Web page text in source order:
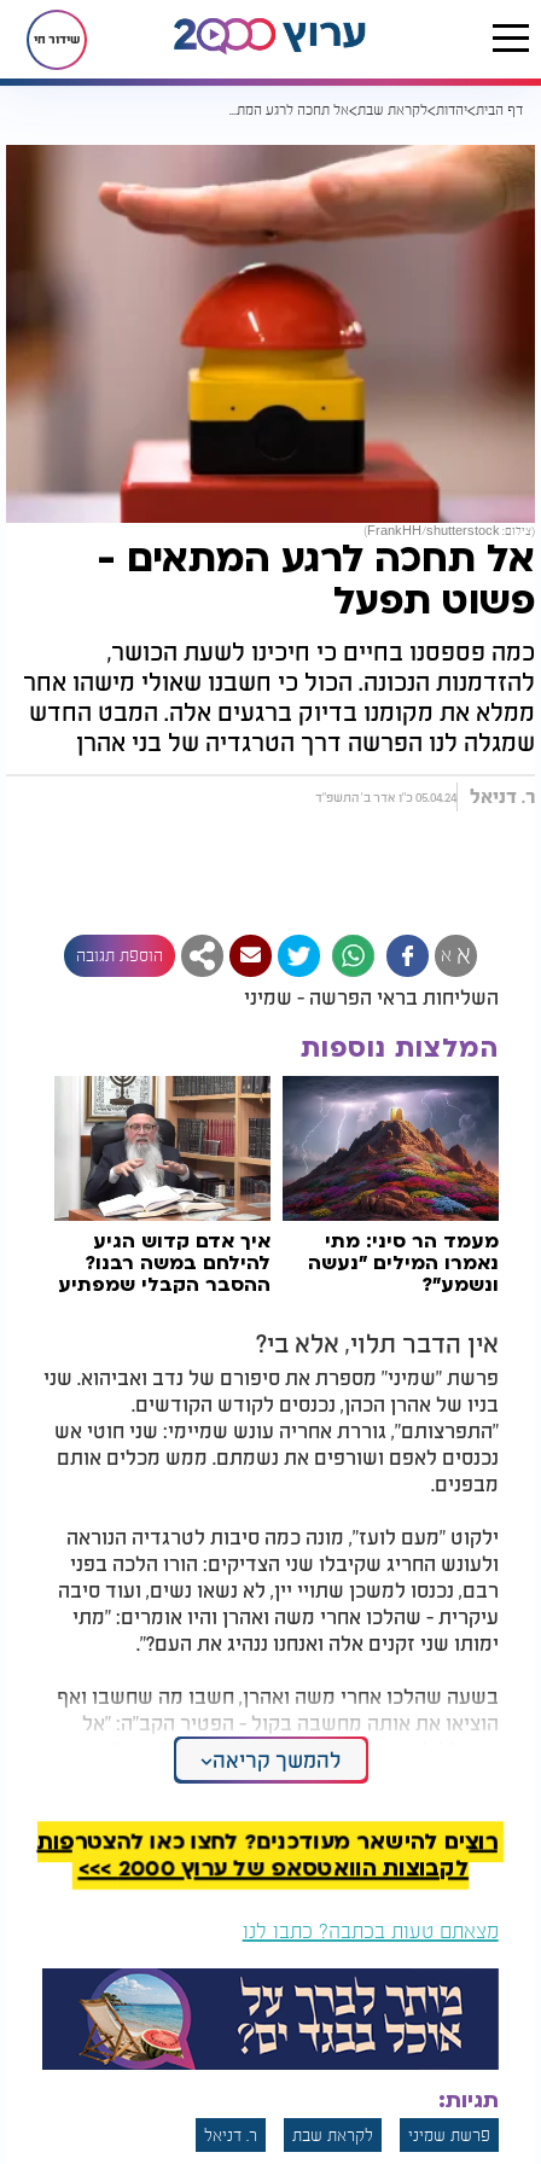
שידור חי
דף הבית יהדות לקראת שבת אל תחכה לרגע המתאים - פשוט תפעל
(צילום: FrankHH/shutterstock)
אל תחכה לרגע המתאים -
פשוט תפעל
כמה פספסנו בחיים כי חיכינו לשעת הכושר,
להזדמנות הנכונה. הכול כי חשבנו שאולי מישהו אחר
ממלא את מקומנו בדיוק ברגעים אלה. המבט החדש
שמגלה לנו הפרשה דרך הטרגדיה של בני אהרן
ר. דניאל 05.04.24 כ"ו אדר ב' התשפ"ד
א א הוספת תגובה
השליחות בראי הפרשה - שמיני
המלצות נוספות
מעמד הר סיני: מתי
נאמרו המילים "נעשה
ונשמע"?
איך אדם קדוש הגיע
להילחם במשה רבנו?
ההסבר הקבלי שמפתיע
אין הדבר תלוי, אלא בי?
פרשת "שמיני" מספרת את סיפורם של נדב ואביהוא. שני
בניו של אהרן הכהן, נכנסים לקודש הקודשים.
"התפרצותם", גוררת אחריה עונש שמיימי: שני חוטי אש
נכנסים לאפם ושורפים את נשמתם. ממש מכלים אותם
מבפנים.
ילקוט "מעם לועז", מונה כמה סיבות לטרגדיה הנוראה
ולעונש החריג שקיבלו שני הצדיקים: הורו הלכה בפני
רבם, נכנסו למשכן שתויי יין, לא נשאו נשים, ועוד סיבה
עיקרית - שהלכו אחרי משה ואהרן והיו אומרים: "מתי
ימותו שני זקנים אלה ואנחנו ננהיג את העם?".
בשעה שהלכו אחרי משה ואהרן, חשבו מה שחשבו ואף
הוציאו את אותה מחשבה בקול - הפטיר הקב"ה: "אל
תתהלל ליום מחר כי לא תדע מה ילד יום". הקב"ה בעצם
"רמז" להם - נראה מי יקבור את מי. שכן אל לו לאדם
מאנשים מבוגרים ממנו.
לנדב ואביהוא היה הרבה ידע וחוכמה ורצו לעשות את
מלבד זה הם שכחו שיש מי שגדול מעליהם.
אבל הרב נח ויינברג מציע מבט אחר ויסודי לחיים של
כולנו: נדב ואביהוא לא נענשו על שהביעו תקווה ששני
מנהיגי עם ישראל ייפטרו כדי שהם יוכלו לתפוס את
מקומם בהנהגה. אלא חטאם היה שהם בזבזו את הזמן
בהמתנה במקום לעשות, לשנות ולהוביל!
מדוע הם היו צריכים לחכות עד זקנה כדי לעשות משהו?
להמשך קריאה
רוצים להישאר מעודכנים? לחצו כאן להצטרפות
לקבוצות הוואטסאפ של ערוץ 2000 >>>
מצאתם טעות בכתבה? כתבו לנו
תגיות:
פרשת שמיני לקראת שבת ר. דניאל